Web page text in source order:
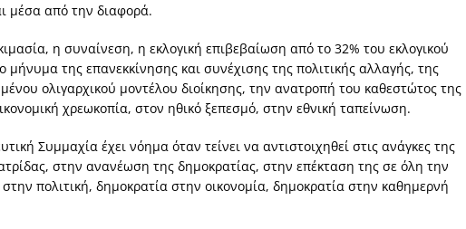
μέσα από την διαφορά.
η συναίνεση, η εκλογική επιβεβαίωση από το 32% του εκλογικού
της επανεκκίνησης και συνέχισης της πολιτικής αλλαγής, της
ολιγαρχικού μοντέλου διοίκησης, την ανατροπή του καθεστώτος της
χρεωκοπία, στον ηθικό ξεπεσμό, στην εθνική ταπείνωση.
Συμμαχία έχει νόημα όταν τείνει να αντιστοιχηθεί στις ανάγκες της
στην ανανέωση της δημοκρατίας, στην επέκταση της σε όλη την
πολιτική, δημοκρατία στην οικονομία, δημοκρατία στην καθημερνή